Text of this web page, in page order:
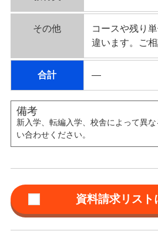
その他
コースや残り
違います。ご相
合計 ―
備考
新入学、転編入学、校舎によって異
い合わせください。